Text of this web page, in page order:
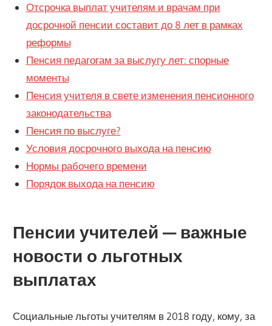
Отсрочка выплат учителям и врачам при
досрочной пенсии составит до 8 лет в рамках
реформы
Пенсия педагогам за выслугу лет: спорные
моменты
Пенсия учителя в свете изменения пенсионного
законодательства
Пенсия по выслуге?
Условия досрочного выхода на пенсию
Нормы рабочего времени
Порядок выхода на пенсию
Пенсии учителей — важные
новости о льготных
выплатах
Социальные льготы учителям в 2018 году, кому, за